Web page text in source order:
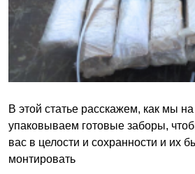
В этой статье расскажем, как мы
упаковываем готовые заборы,
вас в целости и сохранности и их
монтировать